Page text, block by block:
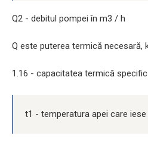
Q2 - debitul pompei în m3 / h
Q este puterea termică necesară,
1.16 - capacitatea termică
t1 - temperatura apei care iese